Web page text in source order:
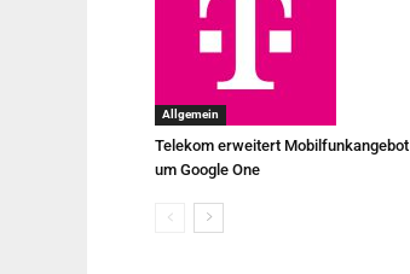
Allgemein
Telekom erweitert Mobilfunkangebot
um Google One